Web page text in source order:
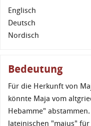
Englisch
Deutsch
Nordisch
Bedeutung
Für die Herkunft von
könnte Maja vom
Hebamme"
lateinischen "maius"